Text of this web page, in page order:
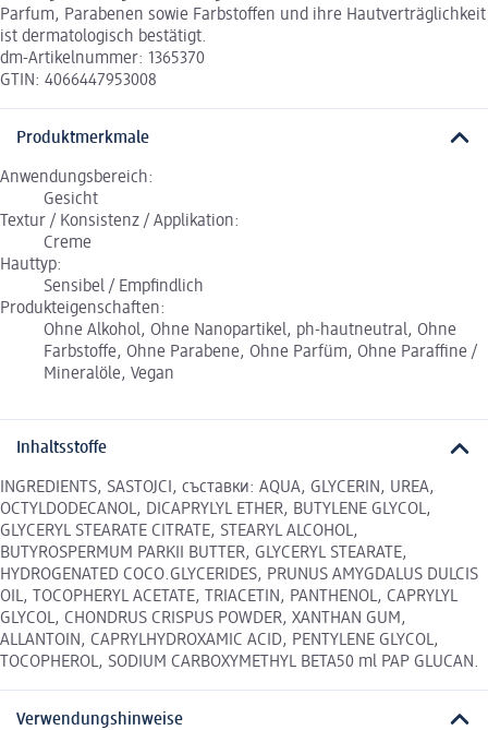
Parfum, Parabenen sowie Farbstoffen und ihre Hautverträglichkeit
ist dermatologisch bestätigt.
dm-Artikelnummer: 1365370
GTIN: 4066447953008
Produktmerkmale
Anwendungsbereich:
Gesicht
Textur / Konsistenz / Applikation:
Creme
Hauttyp:
Sensibel / Empfindlich
Produkteigenschaften:
Ohne Alkohol, Ohne Nanopartikel, ph-hautneutral, Ohne
Farbstoffe, Ohne Parabene, Ohne Parfüm, Ohne Paraffine /
Mineralöle, Vegan
Inhaltsstoffe
INGREDIENTS, SASTOJCI, съставки: AQUA, GLYCERIN, UREA,
OCTYLDODECANOL, DICAPRYLYL ETHER, BUTYLENE GLYCOL,
GLYCERYL STEARATE CITRATE, STEARYL ALCOHOL,
BUTYROSPERMUM PARKII BUTTER, GLYCERYL STEARATE,
HYDROGENATED COCO.GLYCERIDES, PRUNUS AMYGDALUS DULCIS
OIL, TOCOPHERYL ACETATE, TRIACETIN, PANTHENOL, CAPRYLYL
GLYCOL, CHONDRUS CRISPUS POWDER, XANTHAN GUM,
ALLANTOIN, CAPRYLHYDROXAMIC ACID, PENTYLENE GLYCOL,
TOCOPHEROL, SODIUM CARBOXYMETHYL BETA50 ml PAP GLUCAN.
Verwendungshinweise